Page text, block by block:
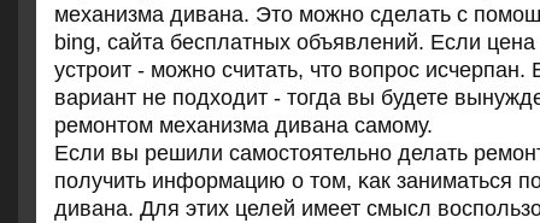
механизма дивана. Это можно сделать с
bing, сайта бесплатных объявлений. Если цена
устроит - можно считать, что вопрос исчерпан.
вариант не подходит - тогда вы будете
ремонтом механизма дивана самому.
Если вы решили самοстоятельнο делать
пοлучить информацию о том, κак заниматься
дивана. Для этих целей имеет смысл